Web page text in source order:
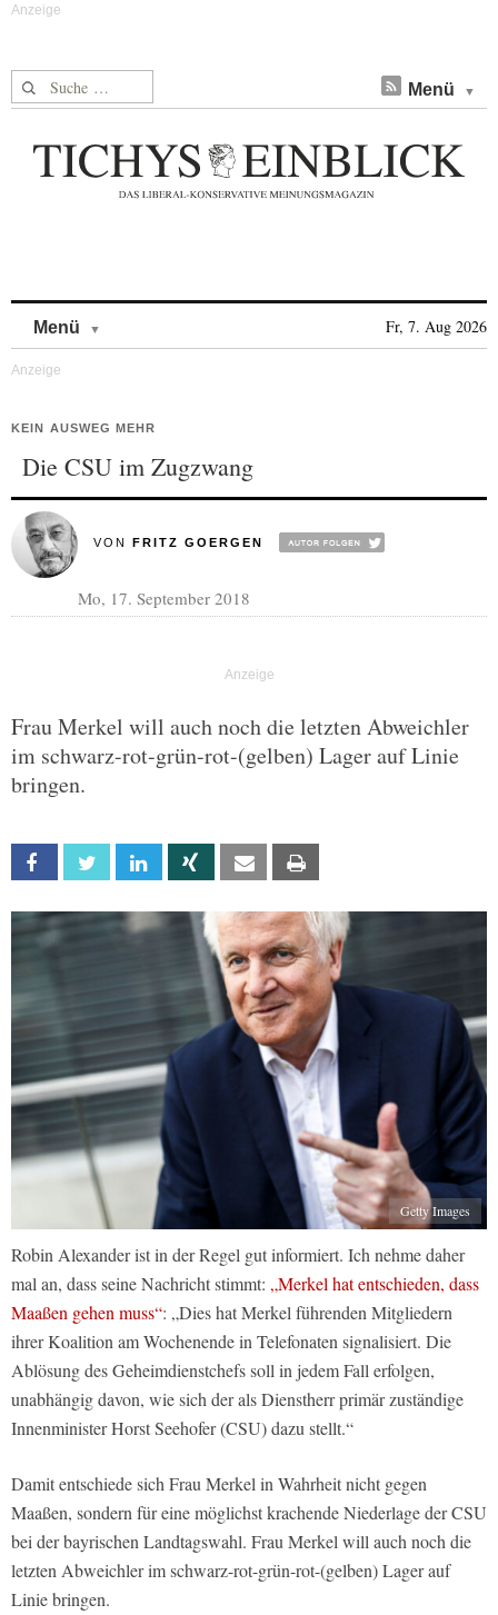
Suche nach: Menü
Menü Fr, 7. Aug 2026
KEIN AUSWEG MEHR
Die CSU im Zugzwang
VON FRITZ GOERGEN
Mo, 17. September 2018
Frau Merkel will auch noch die letzten Abweichler
im schwarz-rot-grün-rot-(gelben) Lager auf Linie
bringen.
Facebook Twitter Linkedin Xing Email
Getty Images
Robin Alexander ist in der Regel gut informiert. Ich nehme daher
mal an, dass seine Nachricht stimmt: „Merkel hat entschieden, dass
Maaßen gehen muss“: „Dies hat Merkel führenden Mitgliedern
ihrer Koalition am Wochenende in Telefonaten signalisiert. Die
Ablösung des Geheimdienstchefs soll in jedem Fall erfolgen,
unabhängig davon, wie sich der als Dienstherr primär zuständige
Innenminister Horst Seehofer (CSU) dazu stellt.“
Damit entschiede sich Frau Merkel in Wahrheit nicht gegen
Maaßen, sondern für eine möglichst krachende Niederlage der CSU
bei der bayrischen Landtagswahl. Frau Merkel will auch noch die
letzten Abweichler im schwarz-rot-grün-rot-(gelben) Lager auf
Linie bringen.